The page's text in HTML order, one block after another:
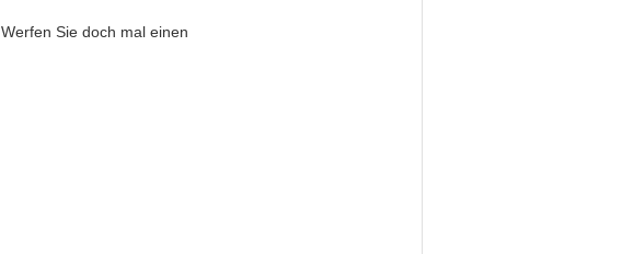
. Werfen Sie doch mal einen